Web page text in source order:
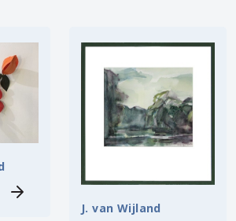
J. van Wijland